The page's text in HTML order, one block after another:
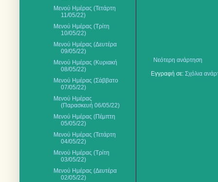
Νεότερη ανάρτηση
Εγγραφή σε: Σχόλια
Μενού Ημέρας (Τετάρτη
11/05/22)
Μενού Ημέρας (Τρίτη
10/05/22)
Μενού Ημέρας (Δευτέρα
09/05/22)
Μενού Ημέρας (Κυριακή
08/05/22)
Μενού Ημέρας (Σάββατο
07/05/22)
Μενού Ημέρας
(Παρασκευή 06/05/22)
Μενού Ημέρας (Πέμπτη
05/05/22)
Μενού Ημέρας (Τετάρτη
04/05/22)
Μενού Ημέρας (Τρίτη
03/05/22)
Μενού Ημέρας (Δευτέρα
02/05/22)